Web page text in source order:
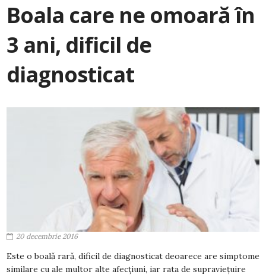
Boala care ne omoară în
3 ani, dificil de
diagnosticat
20 decembrie 2016
Este o boală rară, dificil de diagnosticat deoarece are simptome
similare cu ale multor alte afecțiuni, iar rata de supraviețuire